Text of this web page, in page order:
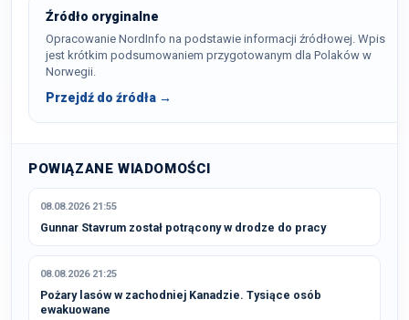
Źródło oryginalne
Opracowanie NordInfo na podstawie informacji źródłowej. Wpis
jest krótkim podsumowaniem przygotowanym dla Polaków w
Norwegii.
Przejdź do źródła →
POWIĄZANE WIADOMOŚCI
08.08.2026 21:55
Gunnar Stavrum został potrącony w drodze do pracy
08.08.2026 21:25
Pożary lasów w zachodniej Kanadzie. Tysiące osób
ewakuowane